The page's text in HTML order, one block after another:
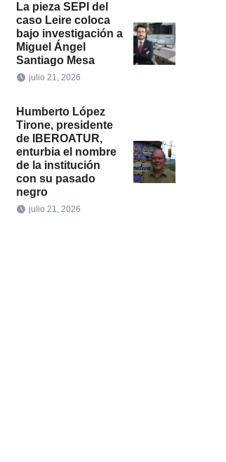
La pieza SEPI del
caso Leire coloca
bajo investigación a
Miguel Ángel
Santiago Mesa
julio 21, 2026
Humberto López
Tirone, presidente
de IBEROATUR,
enturbia el nombre
de la institución
con su pasado
negro
julio 21, 2026